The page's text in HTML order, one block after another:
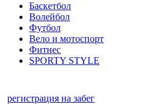
Баскетбол
Волейбол
Футбол
Вело и мотоспорт
Фитнес
SPORTY STYLE
регистрация на забег